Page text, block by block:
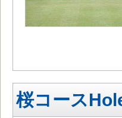
桜コース